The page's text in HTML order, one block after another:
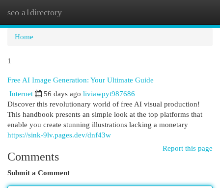
seo a1directory
Home
1
Free AI Image Generation: Your Ultimate Guide
Internet 56 days ago liviawpyt987686
Discover this revolutionary world of free AI visual production!
This handbook presents an simple look at the top platforms that
enable you create stunning illustrations lacking a monetary
https://sink-9lv.pages.dev/dnf43w
Report this page
Comments
Submit a Comment